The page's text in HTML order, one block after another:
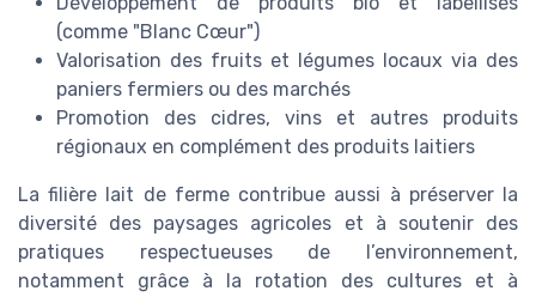
(comme "Blanc Cœur")
Valorisation des fruits et légumes locaux via des
paniers fermiers ou des marchés
Promotion des cidres, vins et autres produits
régionaux en complément des produits laitiers
La filière lait de ferme contribue aussi à préserver la
diversité des paysages agricoles et à soutenir des
pratiques respectueuses de l’environnement,
notamment grâce à la rotation des cultures et à